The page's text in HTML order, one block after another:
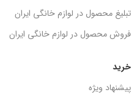
خرید
پیشنهاد ویژه
تبلیغ محصول در لوازم خانگی ایران
فروش محصول در لوازم خانگی ایران